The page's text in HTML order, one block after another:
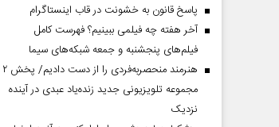
پاسخ قانون به خشونت در قاب اینستاگرام
آخر هفته چه فیلمی ببینیم؟ فهرست کامل
فیلم‌های پنجشنبه و جمعه شبکه‌های سیما
هنرمند منحصر‌به‌فردی را از دست دادیم/ پخش ۲
مجموعه تلویزیونی جدید زنده‌یاد عبدی در آینده
نزدیک